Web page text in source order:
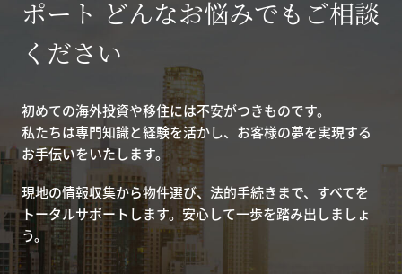
ポート どんなお悩みでもご相談
ください
初めての海外投資や移住には不安がつきものです。
私たちは専門知識と経験を活かし、お客様の夢を実現する
お手伝いをいたします。
現地の情報収集から物件選び、法的手続きまで、すべてを
トータルサポートします。安心して一歩を踏み出しましょ
う。